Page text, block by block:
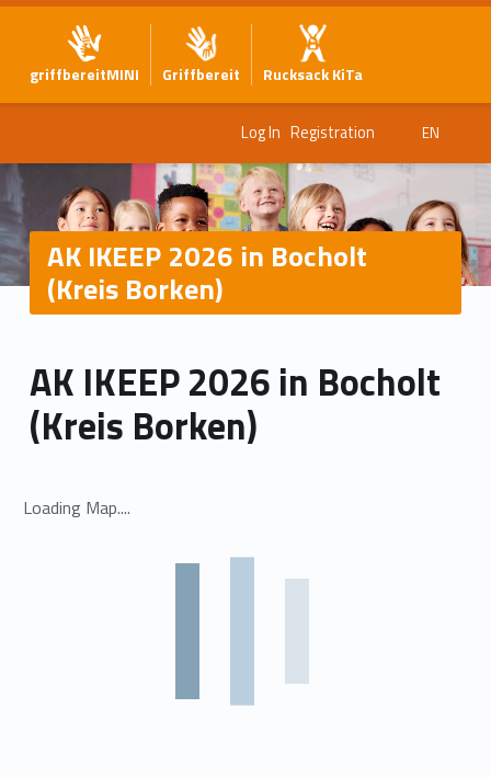
griffbereitMINI Griffbereit Rucksack KiTa
Log In Registration EN
AK IKEEP 2026 in Bocholt
(Kreis Borken)
AK IKEEP 2026 in Bocholt
(Kreis Borken)
Loading Map....